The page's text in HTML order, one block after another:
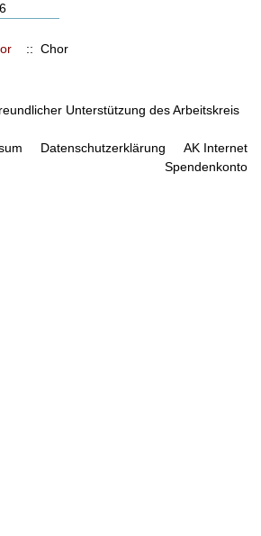
:: Chor
Unterstützung des Arbeitskreis
Datenschutzerklärung
AK Internet
Spendenkonto